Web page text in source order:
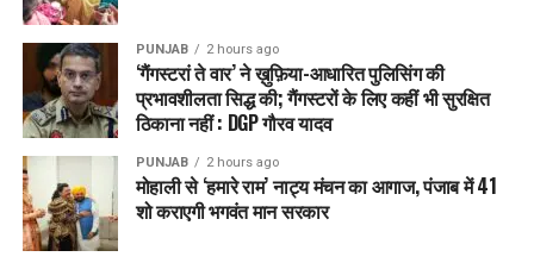
PUNJAB 2 hours ago
‘गैंगस्टरां ते वार’ ने ख़ुफ़िया-आधारित पुलिसिंग की
प्रभावशीलता सिद्ध की; गैंगस्टरों के लिए कहीं भी सुरक्षित
ठिकाना नहीं : DGP गौरव यादव
PUNJAB 2 hours ago
मोहाली से ‘हमारे राम’ नाट्य मंचन का आगाज, पंजाब में 41
शो कराएगी भगवंत मान सरकार